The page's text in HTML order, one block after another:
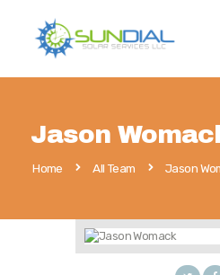
Jason
Home All Team Jason
SERVICES
SERVICE AREAS
ABOUT US
CONTACT US